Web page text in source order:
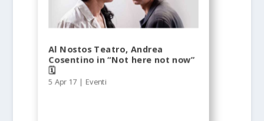
Al Nostos Teatro, Andrea
Cosentino in “Not here not now”
🗓
5 Apr 17 | Eventi